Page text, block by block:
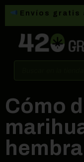
Envíos gratis
Cómo
hembra